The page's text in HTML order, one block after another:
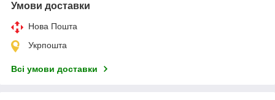
Умови доставки
Нова Пошта
Укрпошта
Всі умови доставки